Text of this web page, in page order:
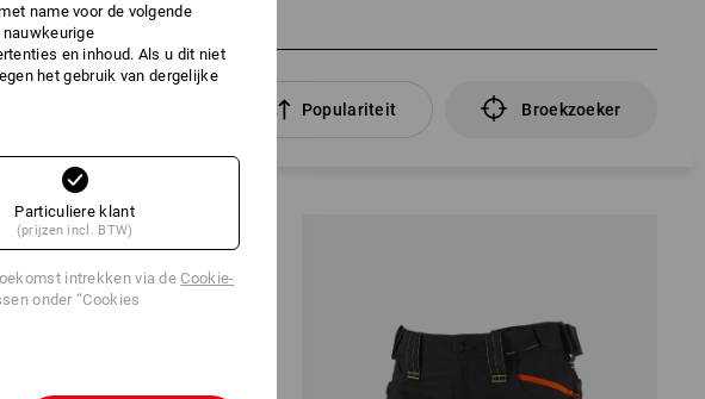
Populariteit Broekzoeker
name voor de volgende
en inhoud. Als u dit niet
het gebruik van dergelijke
Particuliere klant
(prijzen incl. BTW)
intrekken via deCookie-
onder “Cookies